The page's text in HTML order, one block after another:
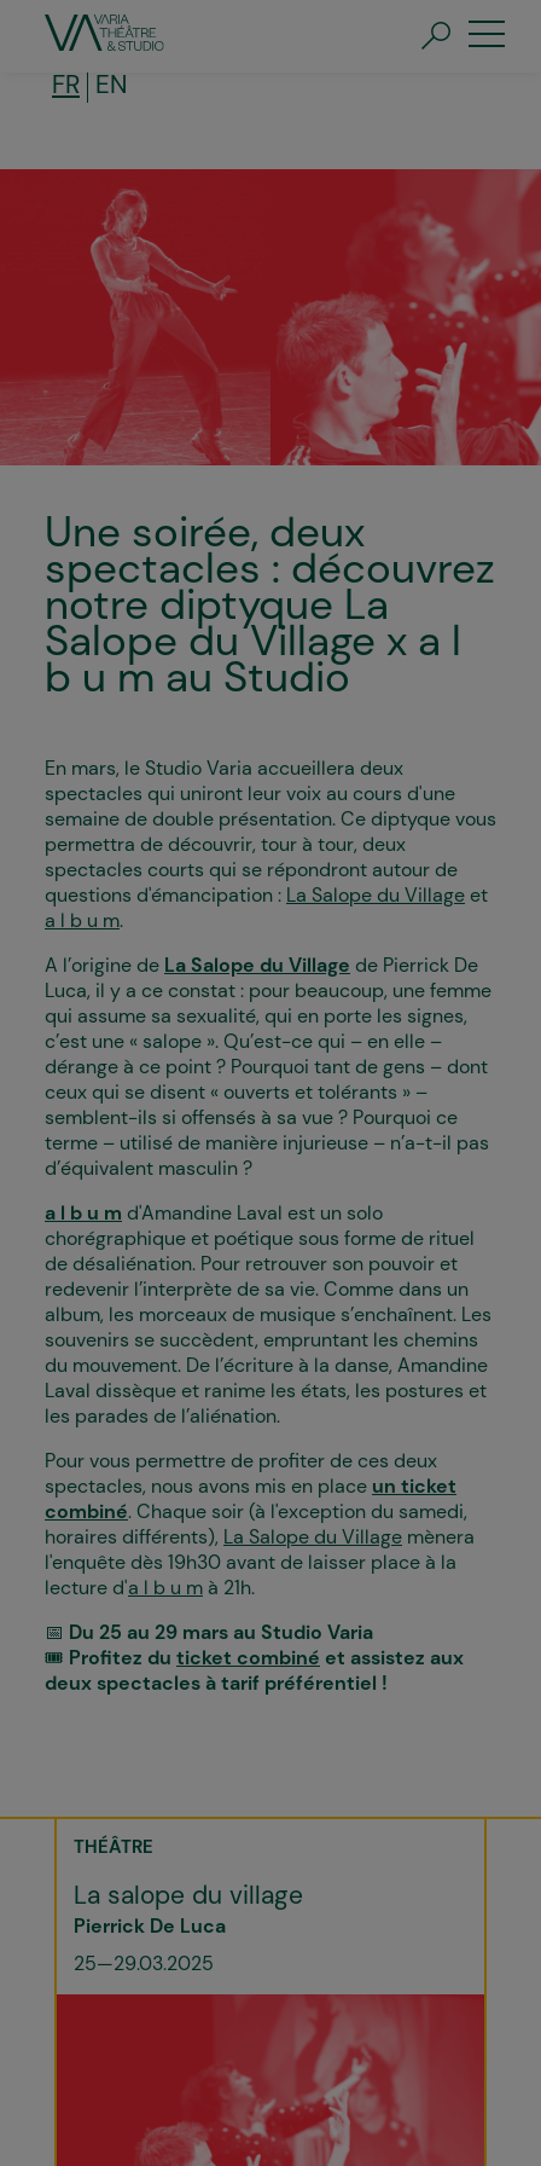
contenu
FR EN
Une soirée, deux
spectacles : découvrez
notre diptyque La
Salope du Village x a l
b u m au Studio
En mars, le Studio Varia accueillera deux
spectacles qui uniront leur voix au cours d'une
semaine de double présentation. Ce diptyque vous
permettra de découvrir, tour à tour, deux
spectacles courts qui se répondront autour de
questions d'émancipation : La Salope du Village et
a l b u m.
A l’origine de La Salope du Village de Pierrick De
Luca, il y a ce constat : pour beaucoup, une femme
qui assume sa sexualité, qui en porte les signes,
c’est une « salope ». Qu’est-ce qui – en elle –
dérange à ce point ? Pourquoi tant de gens – dont
ceux qui se disent « ouverts et tolérants » –
semblent-ils si offensés à sa vue ? Pourquoi ce
terme – utilisé de manière injurieuse – n’a-t-il pas
d’équivalent masculin ?
a l b u m d'Amandine Laval est un solo
chorégraphique et poétique sous forme de rituel
de désaliénation. Pour retrouver son pouvoir et
redevenir l’interprète de sa vie. Comme dans un
album, les morceaux de musique s’enchaînent. Les
souvenirs se succèdent, empruntant les chemins
du mouvement. De l’écriture à la danse, Amandine
Laval dissèque et ranime les états, les postures et
les parades de l’aliénation.
Pour vous permettre de profiter de ces deux
spectacles, nous avons mis en place un ticket
combiné. Chaque soir (à l'exception du samedi,
horaires différents), La Salope du Village mènera
l'enquête dès 19h30 avant de laisser place à la
lecture d'a l b u m à 21h.
📅 Du 25 au 29 mars au Studio Varia
🎟 Profitez du ticket combiné et assistez aux
deux spectacles à tarif préférentiel !
THÉÂTRE
La salope du village
Pierrick De Luca
25—29.03.2025